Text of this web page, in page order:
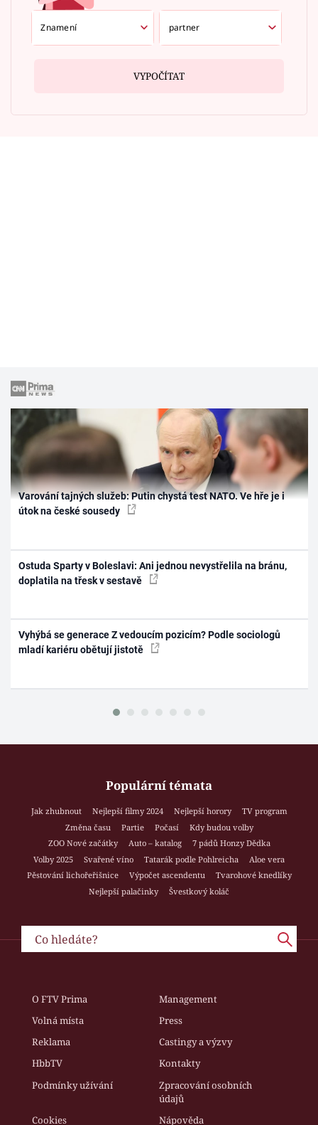
VYPOČÍTAT
Varování tajných služeb: Putin chystá test NATO. Ve hře je i
útok na české sousedy
Ostuda Sparty v Boleslavi: Ani jednou nevystřelila na bránu,
doplatila na třesk v sestavě
Vyhýbá se generace Z vedoucím pozicím? Podle sociologů
mladí kariéru obětují jistotě
Populární témata
Jak zhubnout Nejlepší filmy 2024 Nejlepší horory
TV program
Změna času
Partie Počasí
Kdy budou volby
ZOO Nové začátky
Auto – katalog
7 pádů Honzy Dědka
Volby 2025
Svařené víno Tatarák podle Pohlreicha
Aloe vera
Pěstování lichořeřišnice
Výpočet ascendentu
Tvarohové knedlíky
Nejlepší palačinky
Švestkový koláč
O FTV Prima
Management
Volná místa
Press
Reklama
Castingy a výzvy
HbbTV
Kontakty
Podmínky užívání
Zpracování osobních
údajů
Cookies
Nápověda